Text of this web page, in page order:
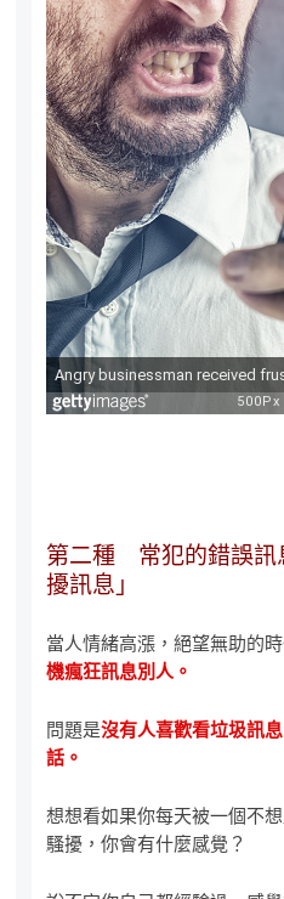
第二種 常犯的錯誤訊
擾訊息」
當人情緒高漲，絕望無助的
機瘋狂訊息別人。
問題是沒有人喜歡看垃圾訊
話。
想想看如果你每天被一個不
騷擾，你會有什麼感覺？